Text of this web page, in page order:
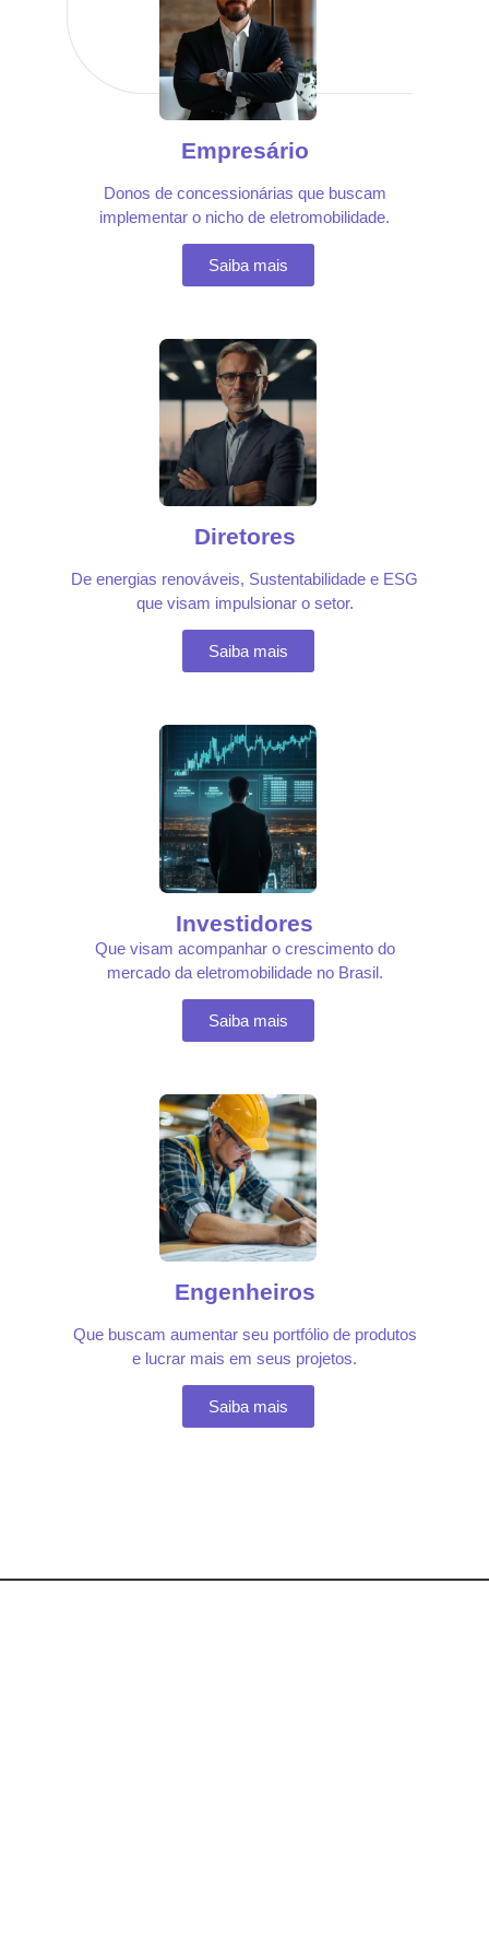
Empresário
Donos de concessionárias que buscam
implementar o nicho de eletromobilidade.
Saiba mais
Diretores
De energias renováveis, Sustentabilidade e ESG
que visam impulsionar o setor.
Saiba mais
Investidores
Que visam acompanhar o crescimento do
mercado da eletromobilidade no Brasil.
Saiba mais
Engenheiros
Que buscam aumentar seu portfólio de produtos
e lucrar mais em seus projetos.
Saiba mais